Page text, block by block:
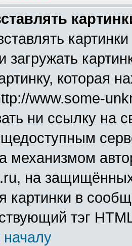
загружать
которая
www.some-
ни ссылку на
механизмом
на
картинки в
тэг
началу